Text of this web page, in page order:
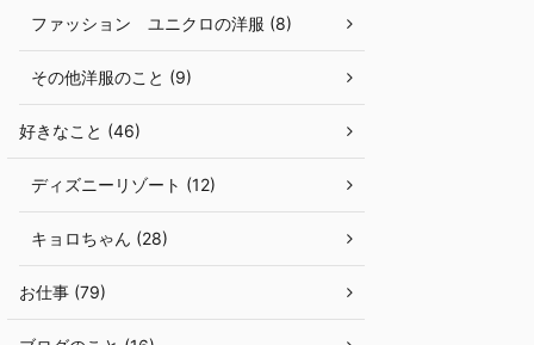
ファッション ユニクロの洋服 (8)
その他洋服のこと (9)
好きなこと (46)
ディズニーリゾート (12)
キョロちゃん (28)
お仕事 (79)